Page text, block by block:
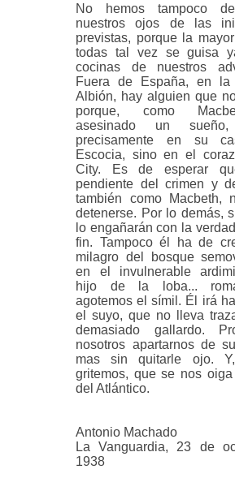
No hemos tampoco
nuestros ojos de las
previstas, porque la
todas tal vez se guisa
cocinas de nuestros
Fuera de España, en la
Albión, hay alguien que
porque, como
asesinado un
precisamente en su
Escocia, sino en el
City. Es de esperar
pendiente del crimen y
también como Macbeth,
detenerse. Por lo demás,
lo engañarán con la
fin. Tampoco él ha de
milagro del bosque
en el invulnerable
hijo de la loba...
agotemos el símil. Él irá
el suyo, que no lleva
demasiado gallardo.
nosotros apartarnos de
mas sin quitarle ojo.
gritemos, que se nos
del Atlántico.
Antonio Machado
La Vanguardia, 23 de
1938